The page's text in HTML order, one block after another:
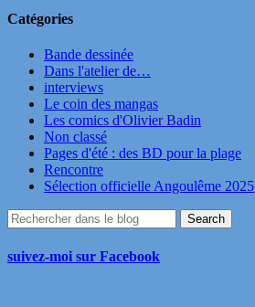
Catégories
Bande dessinée
Dans l'atelier de…
interviews
Le coin des mangas
Les comics d'Olivier Badin
Non classé
Pages d'été : des BD pour la plage
Rencontre
Sélection officielle Angoulême 2025
suivez-moi sur Facebook